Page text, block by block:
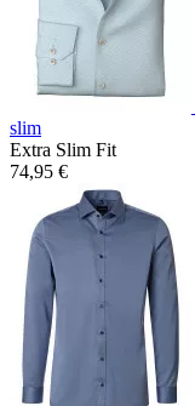
slim
Extra Slim Fit
74,95 €